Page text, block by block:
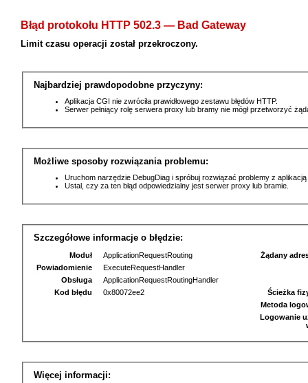
Błąd protokołu HTTP 502.3 — Bad Gateway
Limit czasu operacji został przekroczony.
Najbardziej prawdopodobne przyczyny:
Aplikacja CGI nie zwróciła prawidłowego zestawu błędów HTTP.
Serwer pełniący rolę serwera proxy lub bramy nie mógł przetworzyć
Możliwe sposoby rozwiązania problemu:
Uruchom narzędzie DebugDiag i spróbuj rozwiązać problemy z
Ustal, czy za ten błąd odpowiedzialny jest serwer proxy lub bramie.
Szczegółowe informacje o błędzie:
Moduł
ApplicationRequestRouting
Powiadomienie
ExecuteRequestHandler
Obsługa
ApplicationRequestRoutingHandler
Kod błędu
0x80072ee2
Żądany
Ścieżka
Metoda
Logowanie
Więcej informacji: